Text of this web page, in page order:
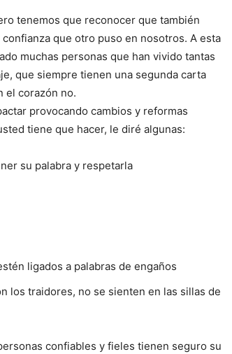
tenemos que reconocer que también
que otro puso en nosotros. A esta
muchas personas que han vivido tantas
que siempre tienen una segunda carta
el corazón no.
provocando cambios y reformas
tiene que hacer, le diré algunas:
su palabra y respetarla
ligados a palabras de engaños
los traidores, no se sienten en las sillas de
confiables y fieles tienen seguro su